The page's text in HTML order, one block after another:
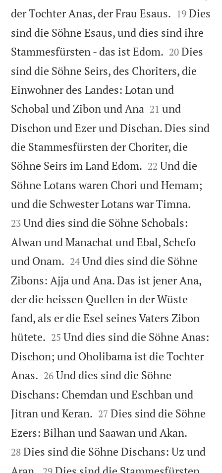
der Tochter Anas, der Frau Esaus. 

19 Dies
sind die Söhne Esaus, und dies sind ihre
Stammesfürsten - das ist Edom. 

20 Dies
sind die Söhne Seirs, des Choriters, die
Einwohner des Landes: Lotan und
Schobal und Zibon und Ana 

21 und
Dischon und Ezer und Dischan. Dies sind
die Stammesfürsten der Choriter, die
Söhne Seirs im Land Edom. 

22 Und die
Söhne Lotans waren Chori und Hemam;
und die Schwester Lotans war Timna.
23 Und dies sind die Söhne Schobals:
Alwan und Manachat und Ebal, Schefo
und Onam. 

24 Und dies sind die Söhne
Zibons: Ajja und Ana. Das ist jener Ana,
der die heissen Quellen in der Wüste
fand, als er die Esel seines Vaters Zibon
hütete. 

25 Und dies sind die Söhne Anas:
Dischon; und Oholibama ist die Tochter
Anas. 

26 Und dies sind die Söhne
Dischans: Chemdan und Eschban und
Jitran und Keran. 

27 Dies sind die Söhne
Ezers: Bilhan und Saawan und Akan.
28 Dies sind die Söhne Dischans: Uz und